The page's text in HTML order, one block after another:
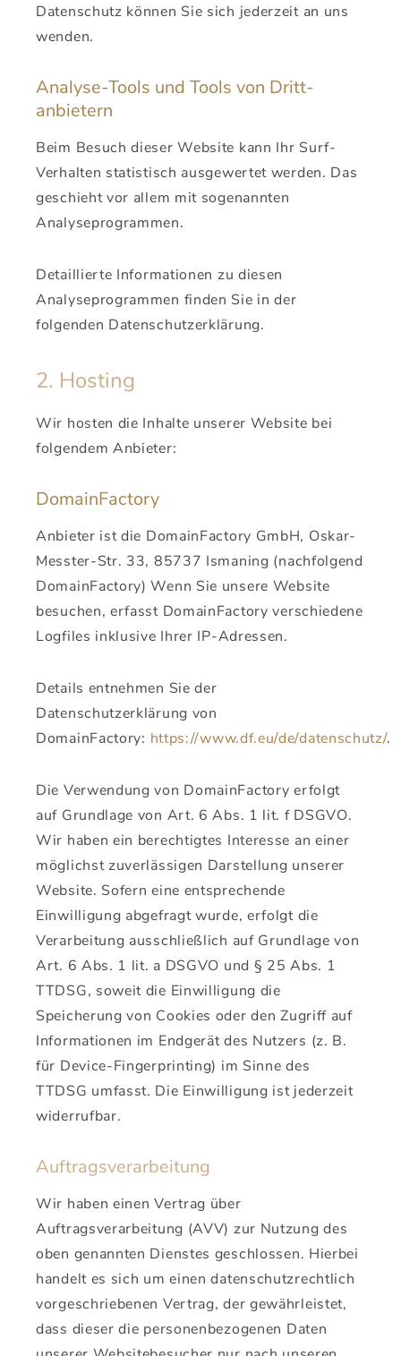
Datenschutz können Sie sich jederzeit an uns
wenden.
Analyse-Tools und Tools von Dritt­
anbietern
Beim Besuch dieser Website kann Ihr Surf-
Verhalten statistisch ausgewertet werden. Das
geschieht vor allem mit sogenannten
Analyseprogrammen.
Detaillierte Informationen zu diesen
Analyseprogrammen finden Sie in der
folgenden Datenschutzerklärung.
2. Hosting
Wir hosten die Inhalte unserer Website bei
folgendem Anbieter:
DomainFactory
Anbieter ist die DomainFactory GmbH, Oskar-
Messter-Str. 33, 85737 Ismaning (nachfolgend
DomainFactory) Wenn Sie unsere Website
besuchen, erfasst DomainFactory verschiedene
Logfiles inklusive Ihrer IP-Adressen.
Details entnehmen Sie der
Datenschutzerklärung von
DomainFactory: https://www.df.eu/de/datenschutz/.
Die Verwendung von DomainFactory erfolgt
auf Grundlage von Art. 6 Abs. 1 lit. f DSGVO.
Wir haben ein berechtigtes Interesse an einer
möglichst zuverlässigen Darstellung unserer
Website. Sofern eine entsprechende
Einwilligung abgefragt wurde, erfolgt die
Verarbeitung ausschließlich auf Grundlage von
Art. 6 Abs. 1 lit. a DSGVO und § 25 Abs. 1
TTDSG, soweit die Einwilligung die
Speicherung von Cookies oder den Zugriff auf
Informationen im Endgerät des Nutzers (z. B.
für Device-Fingerprinting) im Sinne des
TTDSG umfasst. Die Einwilligung ist jederzeit
widerrufbar.
Auftragsverarbeitung
Wir haben einen Vertrag über
Auftragsverarbeitung (AVV) zur Nutzung des
oben genannten Dienstes geschlossen. Hierbei
handelt es sich um einen datenschutzrechtlich
vorgeschriebenen Vertrag, der gewährleistet,
dass dieser die personenbezogenen Daten